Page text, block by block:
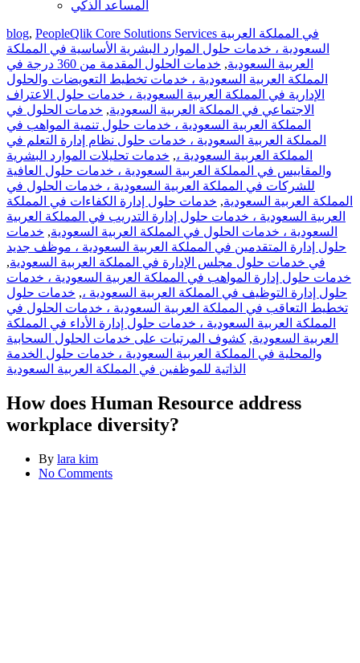
المساعد الذكي
blog, PeopleQlik Core Solutions Services في المملكة العربية
السعودية ، خدمات حلول الموارد البشرية الأساسية في المملكة
العربية السعودية,
خدمات الحلول المقدمة من 360 درجة في
المملكة العربية السعودية ، خدمات تخطيط التعويضات والحلول
الإدارية في المملكة العربية السعودية ، خدمات حلول الاعتراف
الاجتماعي في المملكة العربية السعودية, خدمات الحلول في
المملكة العربية السعودية ، خدمات حلول تنمية المواهب في
المملكة العربية السعودية ، خدمات حلول نظام إدارة التعلم في
المملكة العربية السعودية ،, خدمات تحليلات الموارد البشرية
والمقاييس في المملكة العربية السعودية ، خدمات حلول العافية
للشركات في المملكة العربية السعودية ، خدمات الحلول في
المملكة العربية السعودية, خدمات حلول إدارة الكفاءات في المملكة
العربية السعودية ، خدمات حلول إدارة التدريب في المملكة العربية
السعودية ، خدمات الحلول في المملكة العربية السعودية, خدمات
حلول إدارة المتقدمين في المملكة العربية السعودية ، موظف جديد
في خدمات حلول مجلس الإدارة في المملكة العربية السعودية,
خدمات حلول إدارة المواهب في المملكة العربية السعودية ، خدمات
حلول إدارة التوظيف في المملكة العربية السعودية ،, خدمات حلول
تخطيط التعاقب في المملكة العربية السعودية ، خدمات الحلول في
المملكة العربية السعودية ، خدمات حلول إدارة الأداء في المملكة
العربية السعودية, كشوف المرتبات على خدمات الحلول السحابية
والمحلية في المملكة العربية السعودية ، خدمات حلول الخدمة
الذاتية للموظفين في المملكة العربية السعودية
How does Human Resource address
workplace diversity?
By lara kim
No Comments